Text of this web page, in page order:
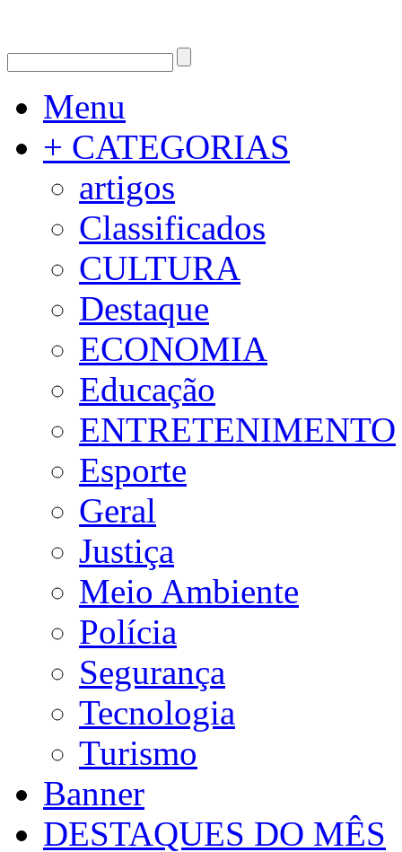
Menu
+ CATEGORIAS
artigos
Classificados
CULTURA
Destaque
ECONOMIA
Educação
ENTRETENIMENTO
Esporte
Geral
Justiça
Meio Ambiente
Polícia
Segurança
Tecnologia
Turismo
Banner
DESTAQUES DO MÊS